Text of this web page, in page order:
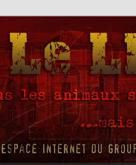
Le Libertaire